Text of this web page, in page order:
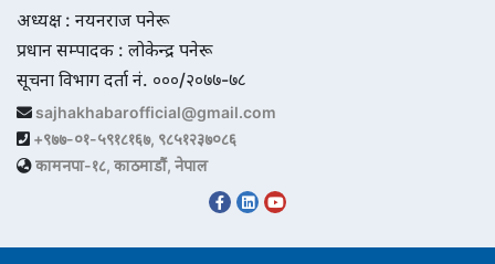
अध्यक्ष : नयनराज पनेरू
प्रधान सम्पादक : लोकेन्द्र पनेरू
सूचना विभाग दर्ता नं. ०००/२०७७-७८
sajhakhabarofficial@gmail.com
+९७७-०१-५९१८१६७, ९८५१२३७०८६
कामनपा-१८, काठमाडौं, नेपाल